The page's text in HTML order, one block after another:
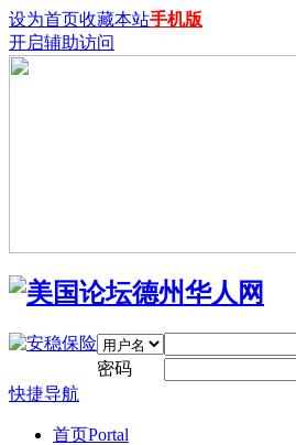
设为首页收藏本站手机版
开启辅助访问
密码
快捷导航
首页Portal